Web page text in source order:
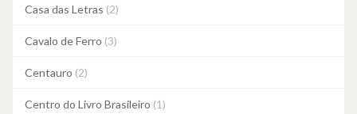
Casa das Letras (2)
Cavalo de Ferro (3)
Centauro (2)
Centro do Livro Brasileiro (1)